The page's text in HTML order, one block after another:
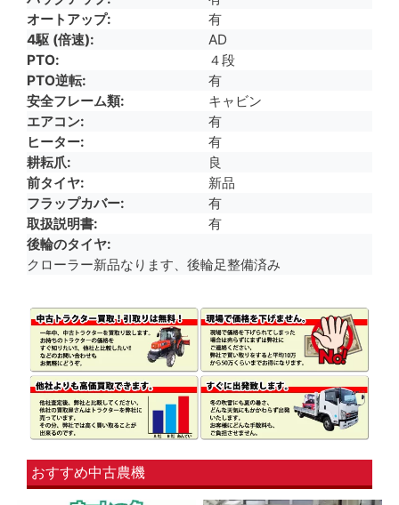
オートアップ
有
4駆 (倍速)
AD
PTO
４段
PTO逆転
有
安全フレーム類
キャビン
エアコン
有
ヒーター
有
耕耘爪
良
前タイヤ
新品
フラップカバー
有
取扱説明書
有
後輪のタイヤ
クローラー新品なります、後輪足整備済み
おすすめ中古農機